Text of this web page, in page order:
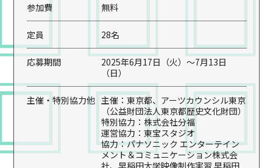
参加費 無料
定員 28名
応募期間
2025年6月17日（火）～7月13日
（日）
主催・特別協力他 主催：東京都、アーツカウンシル東京
（公益財団法人東京都歴史文化財団）
特別協力：株式会社分福
運営協力：東宝スタジオ
協力：パナソニック エンターテイン
メント＆コミュニケーション株式会
社、早稲田大学映像制作実習 早稲田